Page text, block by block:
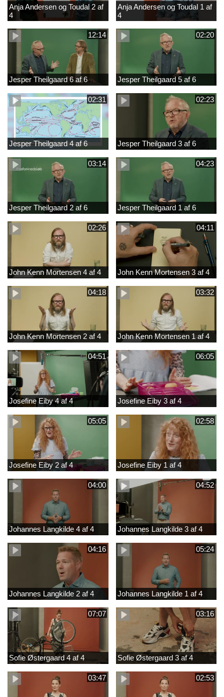
Anja Andersen og Toudal 2 af
4
Anja Andersen og Toudal 1 af
4
12:14
Jesper Theilgaard 6 af 6
02:20
Jesper Theilgaard 5 af 6
02:31
Jesper Theilgaard 4 af 6
02:23
Jesper Theilgaard 3 af 6
03:14
Jesper Theilgaard 2 af 6
04:23
Jesper Theilgaard 1 af 6
02:26
John Kenn Mortensen 4 af 4
04:11
John Kenn Mortensen 3 af 4
04:18
John Kenn Mortensen 2 af 4
03:32
John Kenn Mortensen 1 af 4
04:51
Josefine Eiby 4 af 4
06:05
Josefine Eiby 3 af 4
05:05
Josefine Eiby 2 af 4
02:58
Josefine Eiby 1 af 4
04:00
Johannes Langkilde 4 af 4
04:52
Johannes Langkilde 3 af 4
04:16
Johannes Langkilde 2 af 4
05:24
Johannes Langkilde 1 af 4
07:07
Sofie Østergaard 4 af 4
03:16
Sofie Østergaard 3 af 4
03:47 02:53